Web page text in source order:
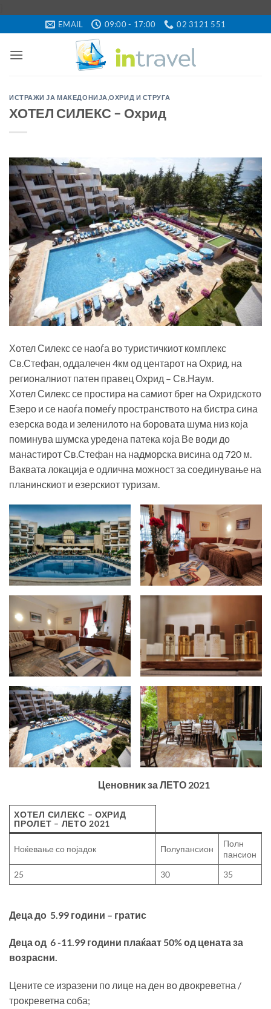
content
EMAIL 09:00 - 17:00 02 3121 551
ИСТРАЖИ ЈА МАКЕДОНИЈА ,ОХРИД И СТРУГА
ХОТЕЛ СИЛЕКС – Охрид
Хотел Силекс се наоѓа во туристичкиот комплекс
Св.Стефан, оддалечен 4км од центарот на Охрид, на
регионалниот патен правец Охрид – Св.Наум.
Хотел Силекс се простира на самиот брег на Охридското
Езеро и се наоѓа помеѓу пространството на бистра сина
езерска вода и зеленилото на боровата шума низ која
поминува шумска уредена патека која Ве води до
манастирот Св.Стефан на надморска висина од 720 м.
Ваквата локација е одлична можност за соединување на
планинскиот и езерскиот туризам.
Ценовник за ЛЕТО 2021
ХОТЕЛ СИЛЕКС – ОХРИД
ПРОЛЕТ – ЛЕТО 2021
Ноќевање со појадок Полупансион
Полн
пансион
25
30 35
Деца до 5.99 години – гратис
Деца од 6 -11.99 години плаќаат 50% од цената за
возрасни.
Цените се изразени по лице на ден во двокреветна /
трокреветна соба;